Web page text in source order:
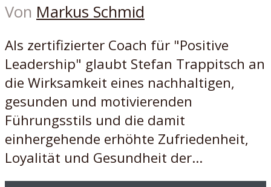
Von Markus Schmid
Als zertifizierter Coach für "Positive
Leadership" glaubt Stefan Trappitsch an
die Wirksamkeit eines nachhaltigen,
gesunden und motivierenden
Führungsstils und die damit
einhergehende erhöhte Zufriedenheit,
Loyalität und Gesundheit der...